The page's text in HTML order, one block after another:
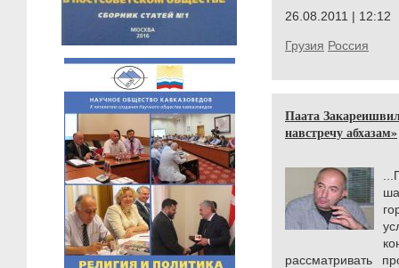
26.08.2011 | 12:12
Грузия Россия
Паата
навстречу абхазам»
рассматривать